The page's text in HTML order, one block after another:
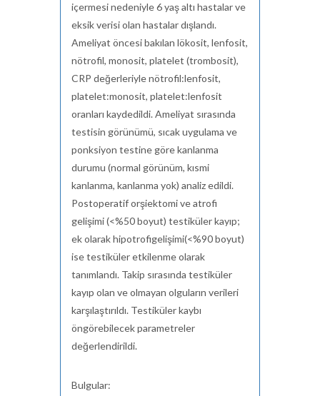
içermesi nedeniyle 6 yaş altı hastalar ve
eksik verisi olan hastalar dışlandı.
Ameliyat öncesi bakılan lökosit, lenfosit,
nötrofil, monosit, platelet (trombosit),
CRP değerleriylenötrofil:lenfosit,
platelet:monosit, platelet:lenfosit
oranları kaydedildi. Ameliyat sırasında
testisin görünümü, sıcak uygulama ve
ponksiyon testine göre kanlanma
durumu (normal görünüm, kısmi
kanlanma, kanlanma yok) analiz edildi.
Postoperatiforşiektomive atrofi
gelişimi (<%50 boyut) testiküler kayıp;
ek olarakhipotrofigelişimi(<%90 boyut)
ise testiküler etkilenme olarak
tanımlandı. Takip sırasında testiküler
kayıp olan ve olmayan olguların verileri
karşılaştırıldı. Testiküler kaybı
öngörebilecek parametreler
değerlendirildi.
Bulgular: